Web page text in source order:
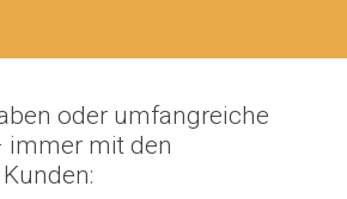
oder umfangreiche
immer mit den